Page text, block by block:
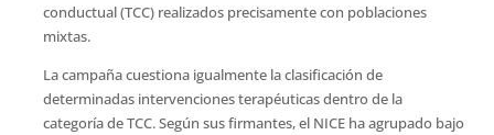
conductual (TCC) realizados precisamente con poblaciones
mixtas.
La campaña cuestiona igualmente la clasificación de
determinadas intervenciones terapéuticas dentro de la
categoría de TCC. Según sus firmantes, el NICE ha agrupado bajo